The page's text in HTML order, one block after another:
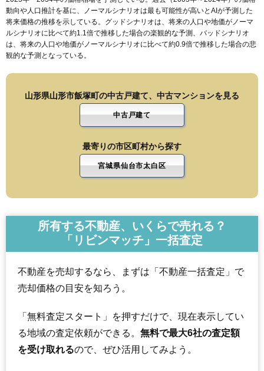
動向や人口推計を基に、ノーマルシナリオは最も可能性が高いとAIが予測した
将来価格の推移を示している。グッドシナリオは、将来の人口や地価がノーマ
ルシナリオに比べて約1.1倍で推移した場合の楽観的な予測、バッドシナリオ
は、将来の人口や地価がノーマルシナリオに比べて約0.9倍で推移した場合の悲
観的な予測となっている。
山形県山形市飯塚町の中古戸建て、中古マンションを見る
中古戸建て
最寄りの市区町村から探す
宮城県仙台市太白区
所有する不動産、いくらで売れる？
「リビンマッチ」一括査定
不動産を売却するなら、まずは「不動産一括査定」で
売却価格の目安を知ろう。
「無料査定スタート」を押すだけで、現在表示してい
る地域の査定依頼ができる。 無料で最大6社の査定額
を受け取れるので、ぜひ活用してみよう。